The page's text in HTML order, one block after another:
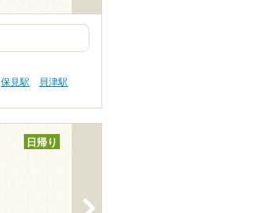
保見駅
貝津駅
日帰り